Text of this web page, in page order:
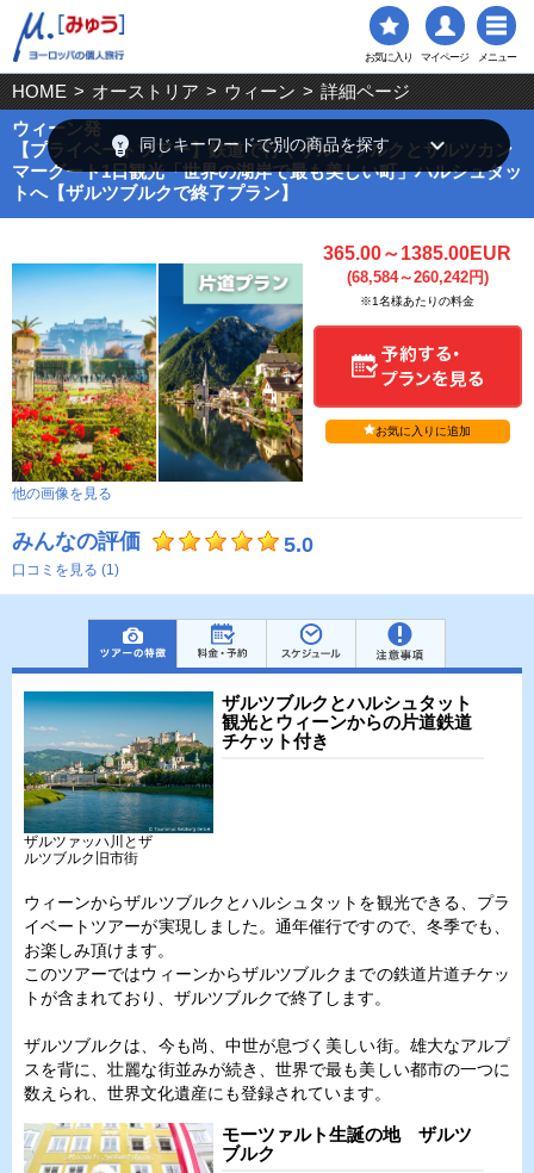
お気に入り マイページ メニュー
HOME > オーストリア > ウィーン > 詳細ページ
ウィーン発
【プライベートツアー】鉄道で行くザルツブルクとザルツカン
マーグート1日観光「世界の湖岸で最も美しい町」ハルシュタッ
トへ【ザルツブルクで終了プラン】
他の画像を見る
365.00～1385.00EUR
(68,584～260,242円)
※1名様あたりの料金
お気に入りに追加
みんなの評価 5.0
口コミを見る (1)
ザルツブルクとハルシュタット
観光とウィーンからの片道鉄道
チケット付き
ザルツァッハ川とザ
ルツブルク旧市街
ウィーンからザルツブルクとハルシュタットを観光できる、プラ
イベートツアーが実現しました。通年催行ですので、冬季でも、
お楽しみ頂けます。
このツアーではウィーンからザルツブルクまでの鉄道片道チケッ
トが含まれており、ザルツブルクで終了します。
ザルツブルクは、今も尚、中世が息づく美しい街。雄大なアルプ
スを背に、壮麗な街並みが続き、世界で最も美しい都市の一つに
数えられ、世界文化遺産にも登録されています。
モーツァルト生誕の地 ザルツ
ブルク
emoji_objects 同じキーワードで別の商品を探す keyboard_arrow_down